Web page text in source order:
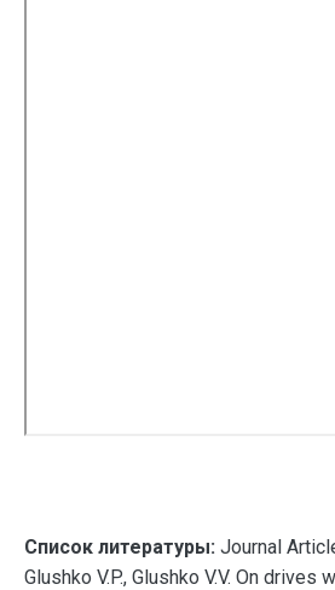
Список литературы: Journal
Glushko V.P., Glushko V.V. On